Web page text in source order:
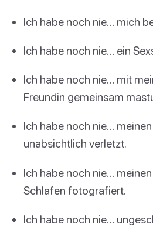
Ich habe noch nie… mich
Ich habe noch nie… ein
Ich habe noch nie… mit
Freundin gemeinsam
Ich habe noch nie…
unabsichtlich verletzt.
Ich habe noch nie…
Schlafen fotografiert.
Ich habe noch nie…